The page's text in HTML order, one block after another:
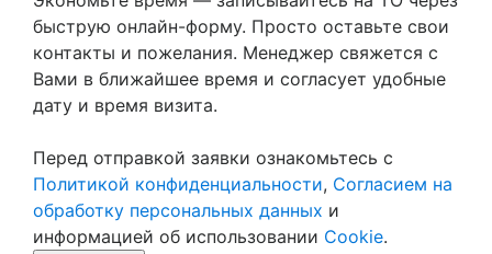
быструю онлайн-форму. Просто оставьте свои
контакты и пожелания. Менеджер свяжется с
Вами в ближайшее время и согласует удобные
дату и время визита.
Перед отправкой заявки ознакомьтесь с
Политикой конфиденциальности, Согласием на
обработку персональных данных и
информацией об использовании Cookie.